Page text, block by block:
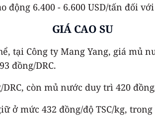
động 6.400 - 6.600 USD/tấn đối
GIÁ CAO SU
tại Công ty Mang Yang, giá mủ
đồng/DRC.
còn mủ nước duy trì 420
ở mức 432 đồng/độ TSC/kg,